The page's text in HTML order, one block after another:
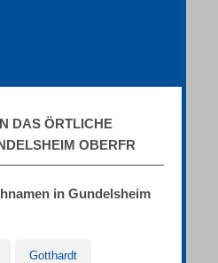
DAS ÖRTLICHE
OBERFR
in Gundelsheim
Gotthardt